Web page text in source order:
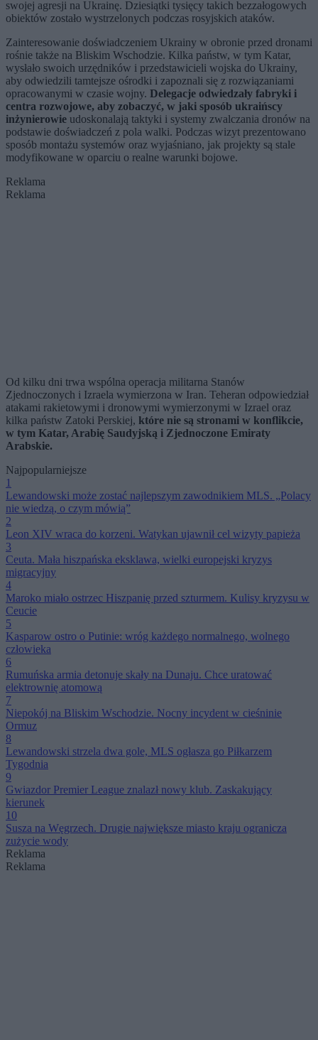
swojej agresji na Ukrainę. Dziesiątki tysięcy takich bezzałogowych
obiektów zostało wystrzelonych podczas rosyjskich ataków.
Zainteresowanie doświadczeniem Ukrainy w obronie przed dronami
rośnie także na Bliskim Wschodzie. Kilka państw, w tym Katar,
wysłało swoich urzędników i przedstawicieli wojska do Ukrainy,
aby odwiedzili tamtejsze ośrodki i zapoznali się z rozwiązaniami
opracowanymi w czasie wojny. Delegacje odwiedzały fabryki i
centra rozwojowe, aby zobaczyć, w jaki sposób ukraińscy
inżynierowie udoskonalają taktyki i systemy zwalczania dronów na
podstawie doświadczeń z pola walki. Podczas wizyt prezentowano
sposób montażu systemów oraz wyjaśniano, jak projekty są stale
modyfikowane w oparciu o realne warunki bojowe.
Reklama
Reklama
Od kilku dni trwa wspólna operacja militarna Stanów
Zjednoczonych i Izraela wymierzona w Iran. Teheran odpowiedział
atakami rakietowymi i dronowymi wymierzonymi w Izrael oraz
kilka państw Zatoki Perskiej, które nie są stronami w konflikcie,
w tym Katar, Arabię Saudyjską i Zjednoczone Emiraty
Arabskie.
Najpopularniejsze
1
Lewandowski może zostać najlepszym zawodnikiem MLS. „Polacy
nie wiedzą, o czym mówią”
2
Leon XIV wraca do korzeni. Watykan ujawnił cel wizyty papieża
3
Ceuta. Mała hiszpańska eksklawa, wielki europejski kryzys
migracyjny
4
Maroko miało ostrzec Hiszpanię przed szturmem. Kulisy kryzysu w
Ceucie
5
Kasparow ostro o Putinie: wróg każdego normalnego, wolnego
człowieka
6
Rumuńska armia detonuje skały na Dunaju. Chce uratować
elektrownię atomową
7
Niepokój na Bliskim Wschodzie. Nocny incydent w cieśninie
Ormuz
8
Lewandowski strzela dwa gole, MLS ogłasza go Piłkarzem
Tygodnia
9
Gwiazdor Premier League znalazł nowy klub. Zaskakujący
kierunek
10
Susza na Węgrzech. Drugie największe miasto kraju ogranicza
zużycie wody
Reklama
Reklama